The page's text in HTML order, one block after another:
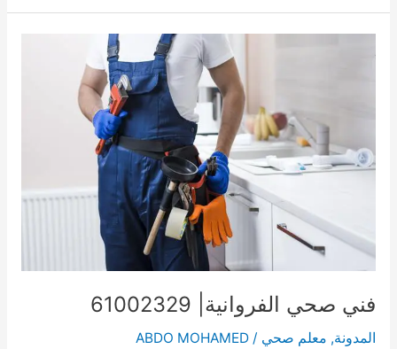
الأحمدي|
61002329
فني صحي الفروانية| 61002329
المدونة, معلم صحي /
ABDO MOHAMED